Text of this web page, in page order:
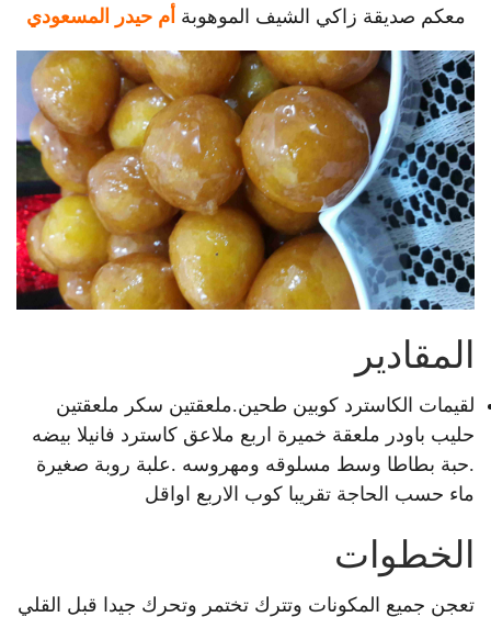
معكم صديقة زاكي الشيف الموهوبة أم حيدر المسعودي
المقادير
لقيمات الكاسترد كوبين طحين.ملعقتين سكر ملعقتين
حليب باودر ملعقة خميرة اربع ملاعق كاسترد فانيلا بيضه
.حبة بطاطا وسط مسلوقه ومهروسه .علبة روبة صغيرة
ماء حسب الحاجة تقريبا كوب الاربع اواقل
الخطوات
تعجن جميع المكونات وتترك تختمر وتحرك جيدا قبل القلي